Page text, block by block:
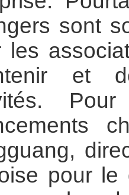
sont
les
et
pour le